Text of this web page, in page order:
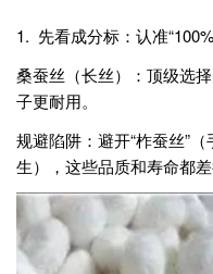
1. 先看成分标：认准
桑蚕丝（长丝）：顶级选
子更耐用。
规避陷阱：避开“柞蚕丝”
生），这些品质和寿命都差